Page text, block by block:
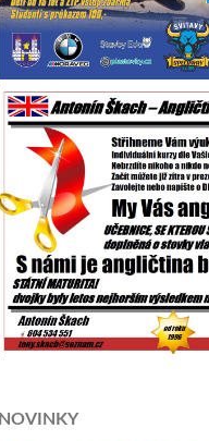
NOVINKY